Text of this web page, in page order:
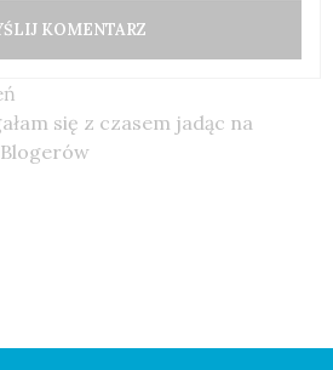
się z czasem jadąc na